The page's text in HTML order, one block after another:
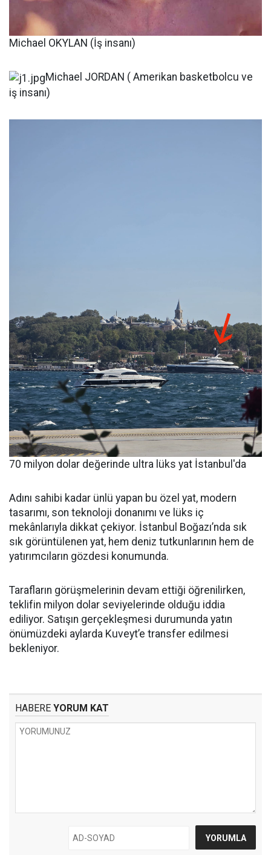
Michael OKYLAN (İş insanı)
Michael JORDAN ( Amerikan basketbolcu ve
iş insanı)
70 milyon dolar değerinde ultra lüks yat İstanbul'da
Adını sahibi kadar ünlü yapan bu özel yat, modern
tasarımı, son teknoloji donanımı ve lüks iç
mekânlarıyla dikkat çekiyor. İstanbul Boğazı’nda sık
sık görüntülenen yat, hem deniz tutkunlarının hem de
yatırımcıların gözdesi konumunda.
Tarafların görüşmelerinin devam ettiği öğrenilirken,
teklifin milyon dolar seviyelerinde olduğu iddia
ediliyor. Satışın gerçekleşmesi durumunda yatın
önümüzdeki aylarda Kuveyt’e transfer edilmesi
bekleniyor.
HABERE YORUM KAT